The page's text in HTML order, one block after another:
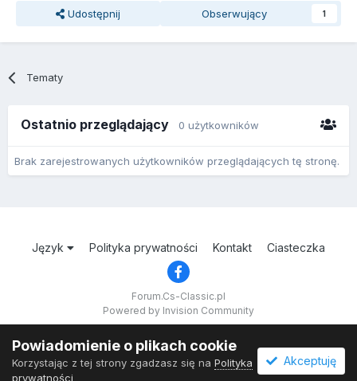
Udostępnij Obserwujący 1
Tematy
Ostatnio przeglądający 0 użytkowników
Brak zarejestrowanych użytkowników przeglądających tę stronę.
Język Polityka prywatności Kontakt Ciasteczka
Forum.Cs-Classic.pl
Powered by Invision Community
Powiadomienie o plikach cookie
Korzystając z tej strony zgadzasz się na Polityka
prywatności
Akceptuję